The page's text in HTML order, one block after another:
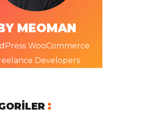
MEOMAN
WooCommerce
Developers